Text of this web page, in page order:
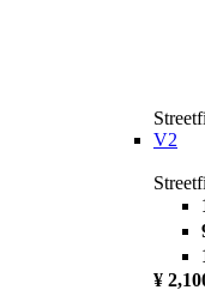
V2
¥